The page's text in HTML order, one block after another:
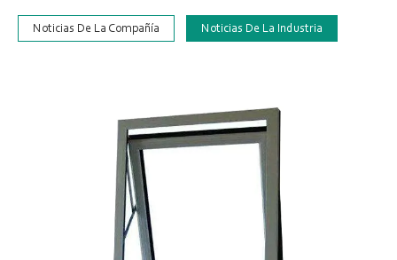
Noticias De La Compañía Noticias De La Industria